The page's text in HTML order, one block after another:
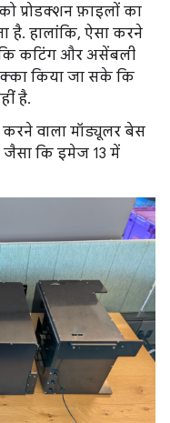
प्रोडक्शन फ़ाइलों का
है. हालांकि, ऐसा करने
कटिंग और असेंबली
किया जा सके कि
है.
वाला मॉड्यूलर बेस
जैसा कि इमेज 13 में